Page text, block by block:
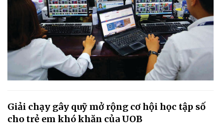
Giải chạy gây quỹ mở rộng cơ hội học tập số
cho trẻ em khó khăn của UOB